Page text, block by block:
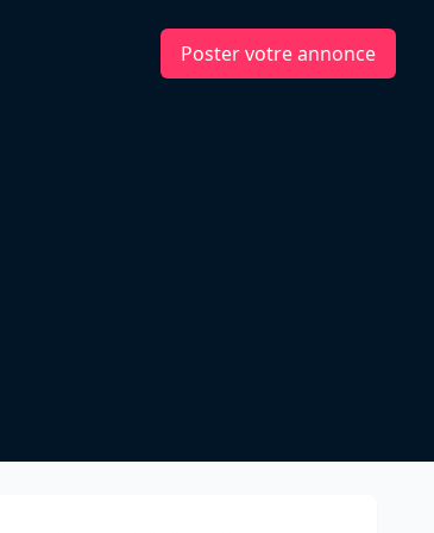
Poster votre annonce